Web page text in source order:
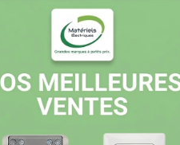
nous choisir ?